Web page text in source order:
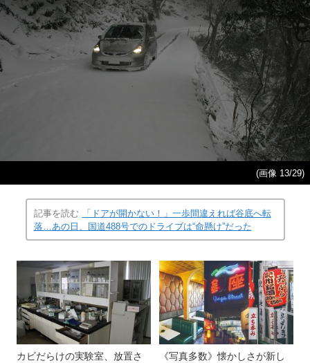
(画像 13/29)
記事を読む
「ドアが開かない！」一歩間違えれば谷底へ転
落…あの日、国道488号でのドライブは“命懸け”だった
カビだらけの実験室、放置さ
《写真多数》懐かしさが新し